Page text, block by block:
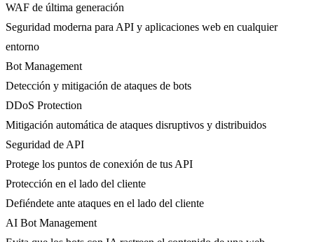
WAF de última generación
Seguridad moderna para API y aplicaciones web en cualquier
entorno
Bot Management
Detección y mitigación de ataques de bots
DDoS Protection
Mitigación automática de ataques disruptivos y distribuidos
Seguridad de API
Protege los puntos de conexión de tus API
Protección en el lado del cliente
Defiéndete ante ataques en el lado del cliente
AI Bot Management